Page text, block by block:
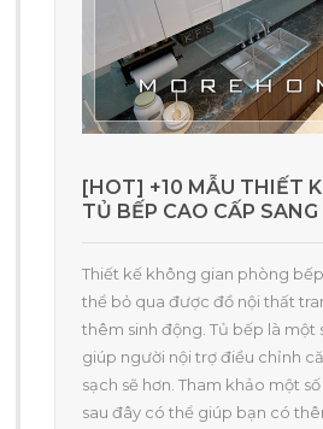
[HOT] +10 MẪU THIẾT
TỦ BẾP CAO CẤP SANG
Thiết kế không gian phòng
thể bỏ qua được đồ nội thất
thêm sinh động. Tủ bếp là một
giúp người nội trợ điều chỉnh
sạch sẽ hơn. Tham khảo một
sau đây có thể giúp bạn có